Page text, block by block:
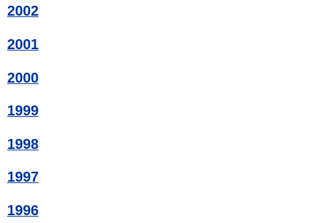
2002
2001
2000
1999
1998
1997
1996